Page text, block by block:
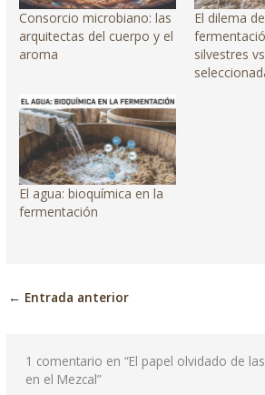
Consorcio microbiano: las
arquitectas del cuerpo y el
aroma
El dilema
silvestres
El agua: bioquímica en la
fermentación
← Entrada anterior
1 comentario en “El papel olvidado de
en el Mezcal”